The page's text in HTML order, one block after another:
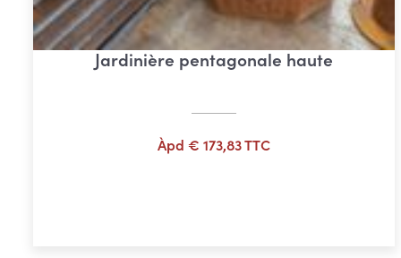
Jardinière pentagonale haute
Àpd € 173,83TTC